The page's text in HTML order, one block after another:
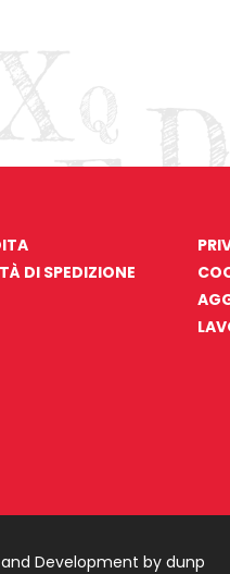
DI SPEDIZIONE
Development by dunp